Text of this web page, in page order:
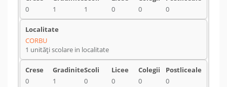
0 1 1 0 0 0
CORBU
1 unități scolare in localitate
0 1 0 0 0 0